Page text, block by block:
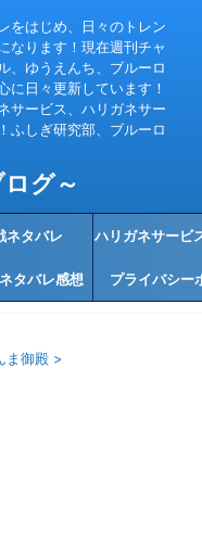
をはじめ、日々のトレン
なります！現在週刊チャ
、ゆうえんち、ブルーロ
に日々更新しています！
サービス、ハリガネサー
ふしぎ研究部、ブルーロ
グ～
ネタバレ ハリガネサービ
バレ感
タバレ感想 プライバシー
ま御殿 >